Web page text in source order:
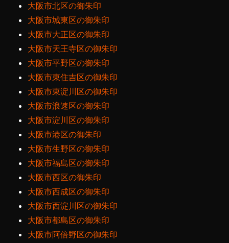
大阪市北区の御朱印
大阪市城東区の御朱印
大阪市大正区の御朱印
大阪市天王寺区の御朱印
大阪市平野区の御朱印
大阪市東住吉区の御朱印
大阪市東淀川区の御朱印
大阪市浪速区の御朱印
大阪市淀川区の御朱印
大阪市港区の御朱印
大阪市生野区の御朱印
大阪市福島区の御朱印
大阪市西区の御朱印
大阪市西成区の御朱印
大阪市西淀川区の御朱印
大阪市都島区の御朱印
大阪市阿倍野区の御朱印